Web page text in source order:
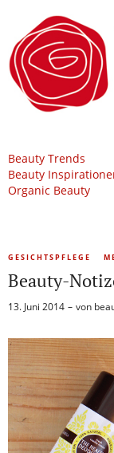
Beauty Trends
Beauty
Organic Beauty
GESICHTSPFLEGE
Beauty-
13. Juni 2014 von